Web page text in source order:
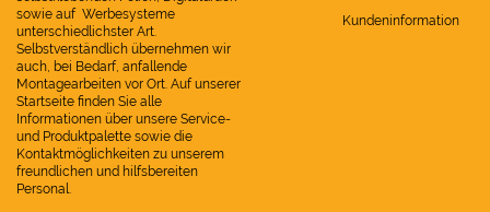
sowie auf Werbesysteme
unterschiedlichster Art.
Selbstverständlich übernehmen wir
auch, bei Bedarf, anfallende
Montagearbeiten vor Ort. Auf unserer
Startseite finden Sie alle
Informationen über unsere Service-
und Produktpalette sowie die
Kontaktmöglichkeiten zu unserem
freundlichen und hilfsbereiten
Personal.
Kundeninformation